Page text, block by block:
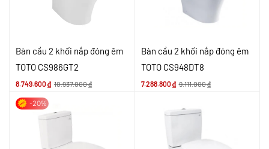
Bàn cầu 2 khối nắp đóng êm
TOTO CS986GT2
8.749.600₫ 10.937.000₫
Bàn cầu 2 khối nắp đóng êm
TOTO CS948DT8
7.288.800₫ 9.111.000₫
-20%